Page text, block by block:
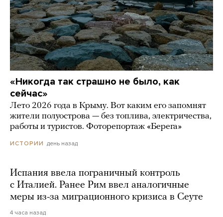
«Никогда так страшно не было, как
сейчас»
Лето 2026 года в Крыму. Вот каким его запомнят
жители полуострова — без топлива, электричества,
работы и туристов. Фоторепортаж «Берега»
ИСТОРИИ день назад
Испания ввела пограничный контроль
с Италией. Ранее Рим ввел аналогичные
меры из-за миграционного кризиса в Сеуте
4 часа назад